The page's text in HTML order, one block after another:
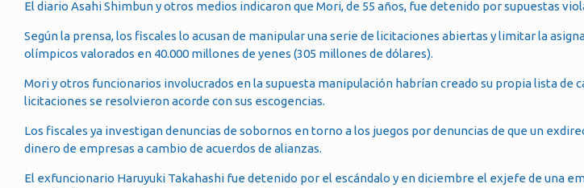
El diario Asahi Shimbun y otros medios indicaron que Mori, de 55 años, fue detenido por supuestas
Según la prensa, los fiscales lo acusan de manipular una serie de licitaciones abiertas y limitar la
olímpicos valorados en 40.000 millones de yenes (305 millones de dólares).
Mori y otros funcionarios involucrados en la supuesta manipulación habrían creado su propia lista de
licitaciones se resolvieron acorde con sus escogencias.
Los fiscales ya investigan denuncias de sobornos en torno a los juegos por denuncias de que un
dinero de empresas a cambio de acuerdos de alianzas.
El exfuncionario Haruyuki Takahashi fue detenido por el escándalo y en diciembre el exjefe de una